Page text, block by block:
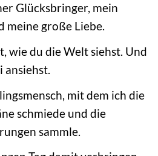
Glücksbringer, mein
meine große Liebe.
wie du die Welt siehst. Und
ansiehst.
mit dem ich die
schmiede und die
sammle.